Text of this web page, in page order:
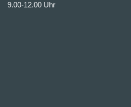
9.00-12.00 Uhr